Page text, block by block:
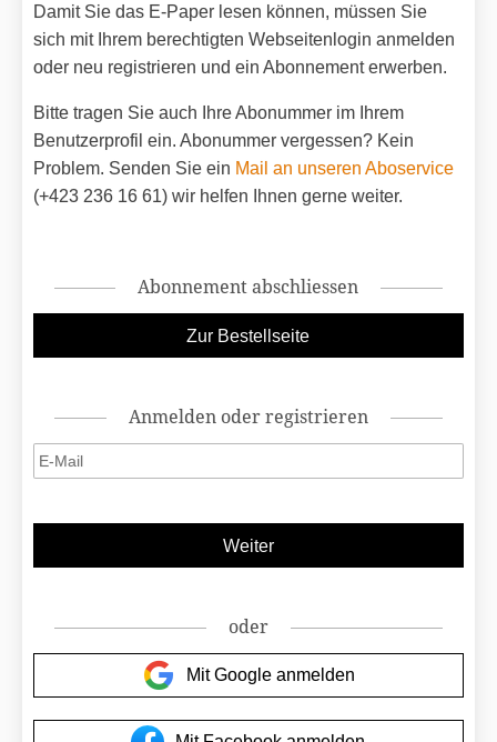
Damit Sie das E-Paper lesen können, müssen Sie
sich mit Ihrem berechtigten Webseitenlogin anmelden
oder neu registrieren und ein Abonnement erwerben.
Bitte tragen Sie auch Ihre Abonummer im Ihrem
Benutzerprofil ein. Abonummer vergessen? Kein
Problem. Senden Sie ein Mail an unseren Aboservice
(+423 236 16 61) wir helfen Ihnen gerne weiter.
Abonnement abschliessen
Anmelden oder registrieren
oder
Mit Google anmelden